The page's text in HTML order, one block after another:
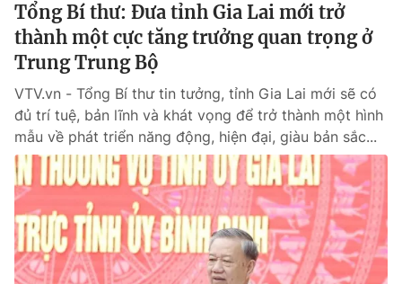
Tổng Bí thư: Đưa tỉnh Gia Lai mới trở
thành một cực tăng trưởng quan trọng ở
Trung Trung Bộ
VTV.vn - Tổng Bí thư tin tưởng, tỉnh Gia Lai mới sẽ có
đủ trí tuệ, bản lĩnh và khát vọng để trở thành một hình
mẫu về phát triển năng động, hiện đại, giàu bản sắc...